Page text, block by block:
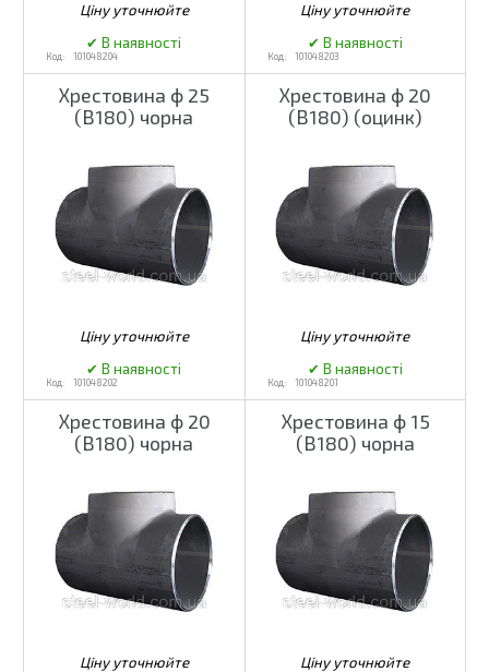
101048204 101048203
Хрестовина ф 25
(В180) чорна
101048202
Хрестовина ф 20
(В180) (оцинк)
101048201
Хрестовина ф 20
(В180) чорна
Хрестовина ф 15
(В180) чорна